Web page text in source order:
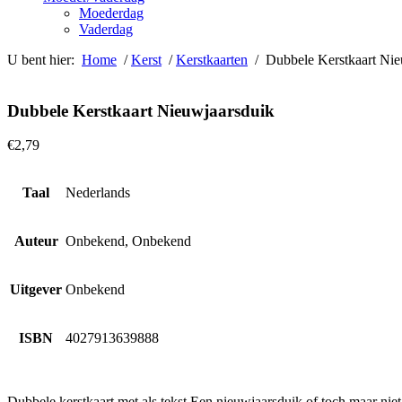
Moederdag
Vaderdag
U bent hier: Home /Kerst /Kerstkaarten / Dubbele Kerstkaart
Dubbele Kerstkaart Nieuwjaarsduik
€2,79
Taal Nederlands
Auteur Onbekend, Onbekend
Uitgever Onbekend
ISBN 4027913639888